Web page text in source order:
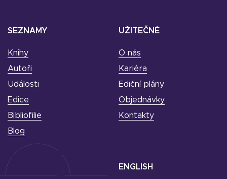
SEZNAMY
Knihy
Autoři
Události
Edice
Bibliofilie
Blog
UŽITEČNÉ
O nás
Kariéra
Ediční plány
Objednávky
Kontakty
ENGLISH